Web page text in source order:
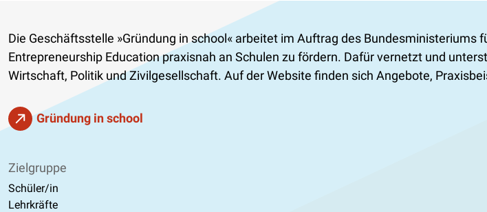
Die Geschäftsstelle »Gründung in school« arbeitet im Auftrag des
Entrepreneurship Education praxisnah an Schulen zu fördern. Dafür vernetzt und
Wirtschaft, Politik und Zivilgesellschaft. Auf der Website finden sich Angebote,
Gründung in school
Zielgruppe
Schüler/in
Lehrkräfte